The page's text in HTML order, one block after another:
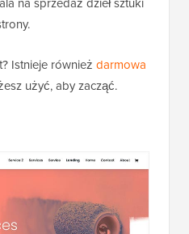
Istnieje również darmowa
użyć, aby zacząć.